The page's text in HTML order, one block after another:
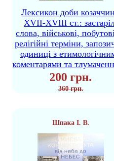
Лексикон доби
XVII-XVIII ст.:
слова, військові,
релігійні терміни,
одиниці з
коментарями та
200 грн.
360 грн.
Шпака І. В.